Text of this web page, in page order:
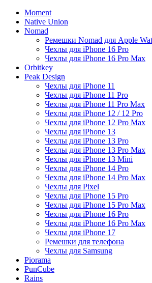
Moment
Native Union
Nomad
Ремешки Nomad для Apple
Чехлы для iPhone 16 Pro
Чехлы для iPhone 16 Pro Max
Orbitkey
Peak Design
Чехлы для iPhone 11
Чехлы для iPhone 11 Pro
Чехлы для iPhone 11 Pro Max
Чехлы для iPhone 12 / 12 Pro
Чехлы для iPhone 12 Pro Max
Чехлы для iPhone 13
Чехлы для iPhone 13 Pro
Чехлы для iPhone 13 Pro Max
Чехлы для iPhone 13 Mini
Чехлы для iPhone 14 Pro
Чехлы для iPhone 14 Pro Max
Чехлы для Pixel
Чехлы для iPhone 15 Pro
Чехлы для iPhone 15 Pro Max
Чехлы для iPhone 16 Pro
Чехлы для iPhone 16 Pro Max
Чехлы для iPhone 17
Ремешки для телефона
Чехлы для Samsung
Piorama
PunCube
Rains